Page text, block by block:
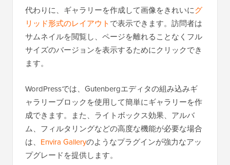
代わりに、ギャラリーを作成して画像をきれいにグ
リッド形式のレイアウトで表示できます。訪問者は
サムネイルを閲覧し、ページを離れることなくフル
サイズのバージョンを表示するためにクリックでき
ます。
WordPressでは、Gutenbergエディタの組み込みギ
ャラリーブロックを使用して簡単にギャラリーを作
成できます。また、ライトボックス効果、アルバ
ム、フィルタリングなどの高度な機能が必要な場合
は、 Envira Galleryのようなプラグインが強力なアッ
プグレードを提供します。